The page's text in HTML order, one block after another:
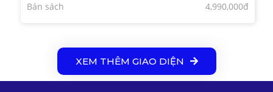
Bán sách 4,990,000đ
XEM THÊM GIAO DIỆN